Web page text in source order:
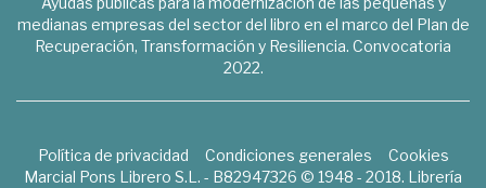
medianas empresas del sector del libro en el marco del Plan de
Recuperación, Transformación y Resiliencia. Convocatoria
2022.
Política de privacidad Condiciones generales
Cookies
Marcial Pons Librero S.L. - B82947326 © 1948 - 2018. Librería